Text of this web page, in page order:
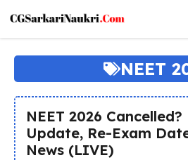
content
NEET
NEET 2026
Update, Re-Exam
News (LIVE)